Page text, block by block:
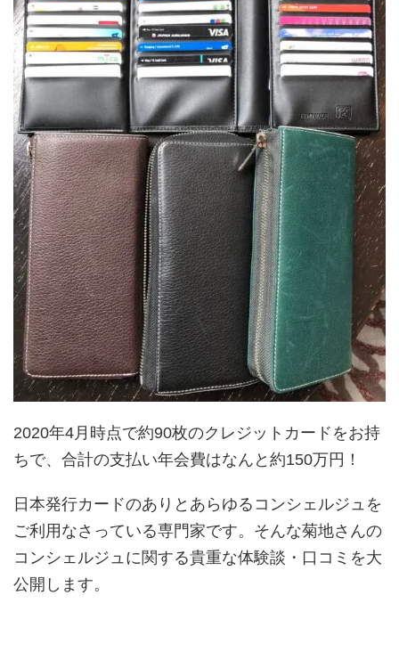
2020年4月時点で約90枚のクレジットカードをお持
ちで、合計の支払い年会費はなんと約150万円！
日本発行カードのありとあらゆるコンシェルジュを
ご利用なさっている専門家です。そんな菊地さんの
コンシェルジュに関する貴重な体験談・口コミを大
公開します。